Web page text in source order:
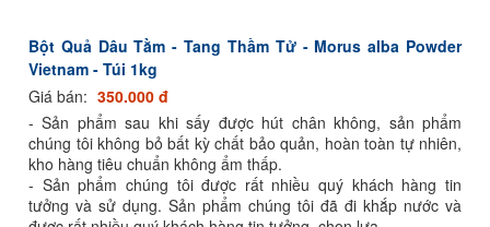
Bột Quả Dâu Tằm - Tang Thầm Tử - Morus alba Powder
Vietnam - Túi 1kg
Giá bán: 350.000 đ
- Sản phẩm sau khi sấy được hút chân không, sản phẩm
chúng tôi không bỏ bất kỳ chất bảo quản, hoàn toàn tự nhiên,
kho hàng tiêu chuẩn không ẩm thấp.
- Sản phẩm chúng tôi được rất nhiều quý khách hàng tin
tưởng và sử dụng. Sản phẩm chúng tôi đã đi khắp nước và